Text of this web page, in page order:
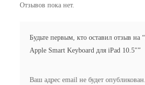
Отзывов пока нет.
Будьте первым, кто оставил отзыв на
Apple Smart Keyboard для iPad 10.5″”
Ваш адрес email не будет опубликован.